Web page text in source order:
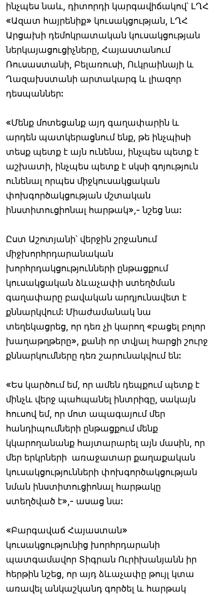
ինչպես նաև, դիտորդի կարգավիճակով՝ ԼՂՀ
«Ազատ հայրենիք» կուսակցության, ԼՂՀ
Արցախի դեմոկրատական կուսակցության
ներկայացուցիչները, Հայաստանում
Ռուսաստանի, Բելառուսի, Ուկրաինայի և
Ղազախստանի արտակարգ և լիազոր
դեսպաններ:
«Մենք մոտեցանք այդ գաղափարին և
արդեն պատկերացնում ենք, թե ինչպիսի
տեսք պետք է այն ունենա, ինչպես պետք է
աշխատի, ինչպես պետք է սկսի գոյություն
ունենալ որպես միջկուսակցական
փոխգործակցության մշտական
ինստիտուցիոնալ հարթակ»,- նշեց նա:
Ըստ Աշոտյանի՝ վերջին շրջանում
միջխորհրդարանական
խորհրդակցությունների ընթացքում
կուսակցական ձևաչափի ստեղծման
գաղափարը բավական արդյունավետ է
քննարկվում: Միաժամանակ նա
տեղեկացրեց, որ դեռ չի կարող «բացել բոլոր
խաղաթղթերը», քանի որ տվյալ հարցի շուրջ
քննարկումները դեռ շարունակվում են:
«Ես կարծում եմ, որ ամեն դեպքում պետք է
մինչև վերջ պահպանել ինտրիգը, սակայն
հուսով եմ, որ մոտ ապագայում մեր
հանդիպումների ընթացքում մենք
կկարողանանք հայտարարել այն մասին, որ
մեր երկրների առաջատար քաղաքական
կուսակցությունների փոխգործակցության
նման ինստիտուցիոնալ հարթակը
ստեղծված է»,- ասաց նա:
«Բարգավաճ Հայաստան»
կուսակցությունից խորհրդարանի
պատգամավոր Տիգրան Ուրիխանյանն իր
հերթին նշեց, որ այդ ձևաչափը թույլ կտա
առավել անկաշկանդ գործել և հարթակ